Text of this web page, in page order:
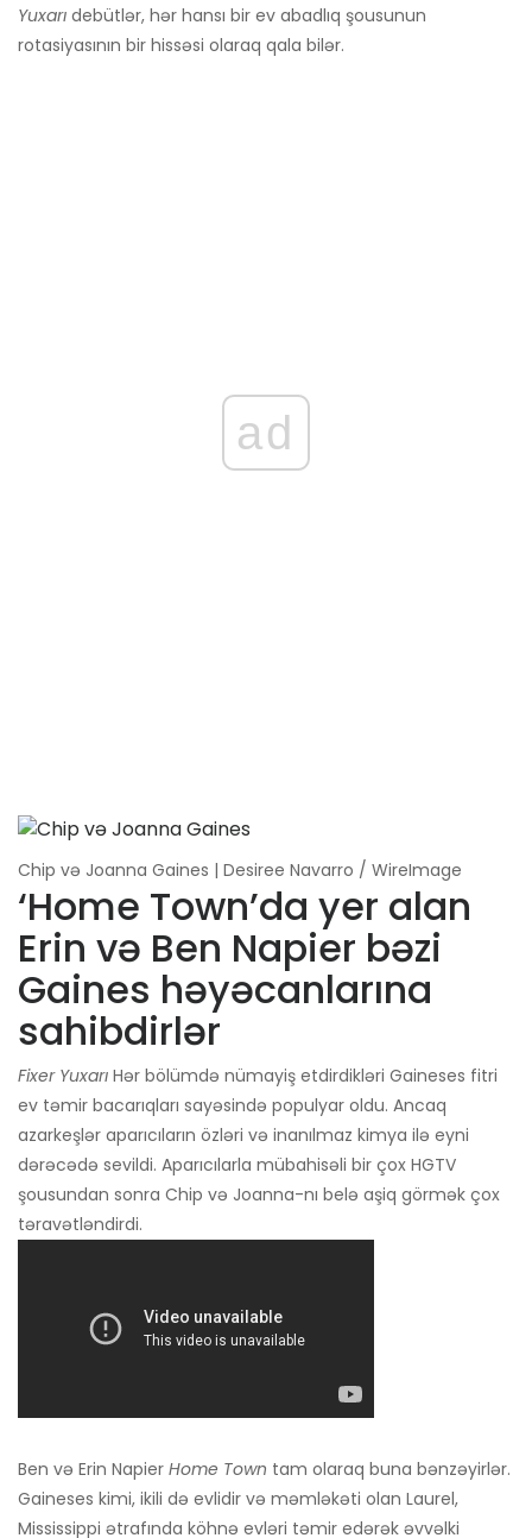
Yuxarı debütlər, hər hansı bir ev abadlıq şousunun
rotasiyasının bir hissəsi olaraq qala bilər.
ad
Chip və Joanna Gaines | Desiree Navarro / WireImage
‘Home Town’da yer alan
Erin və Ben Napier bəzi
Gaines həyəcanlarına
sahibdirlər
Fixer Yuxarı Hər bölümdə nümayiş etdirdikləri Gaineses fitri
ev təmir bacarıqları sayəsində populyar oldu. Ancaq
azarkeşlər aparıcıların özləri və inanılmaz kimya ilə eyni
dərəcədə sevildi. Aparıcılarla mübahisəli bir çox HGTV
şousundan sonra Chip və Joanna-nı belə aşiq görmək çox
təravətləndirdi.
Ben və Erin Napier Home Town tam olaraq buna bənzəyirlər.
Gaineses kimi, ikili də evlidir və məmləkəti olan Laurel,
Mississippi ətrafında köhnə evləri təmir edərək əvvəlki